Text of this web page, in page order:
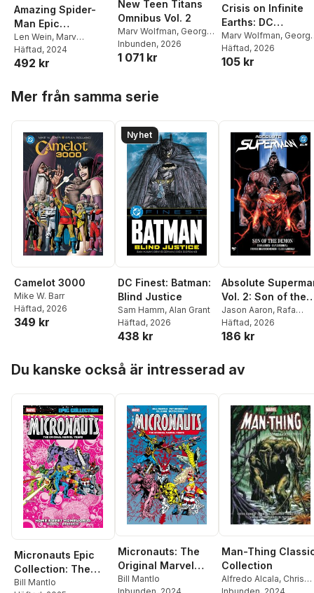
Amazing Spider-
Man Epic
Collection: Big
Apple Battleground
Len Wein, Marv
Wolfman,Bill Mantlo
Häftad, 2024
492 kr
New Teen Titans
Omnibus Vol. 2
Marv Wolfman, George
Perez
Inbunden, 2026
1 071 kr
Crisis on Infinite
Earths: DC
Compact Comics
Edition
Marv Wolfman,
Perez
Häftad, 2026
105 kr
Mer från samma serie
Camelot 3000
Mike W. Barr
Häftad, 2026
349 kr
Nyhet
DC Finest: Batman:
Blind Justice
Sam Hamm, Alan Grant
Häftad, 2026
438 kr
Absolute
Vol. 2: Son of the
Demon
Jason Aaron, Rafa
Sandoval
Häftad, 2026
186 kr
Du kanske också är intresserad av
Micronauts Epic
Collection: The
Original Marvel
Bill Mantlo
Micronauts: The
Original Marvel
Years Omnibus Vol.
Bill Mantlo
Man-Thing
Collection
Alfredo Alcala, Chris